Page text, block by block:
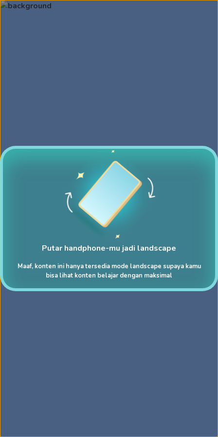
Putar handphone-mu jadi landscape
Maaf, konten ini hanya tersedia mode landscape supaya kamu
bisa lihat konten belajar dengan maksimal